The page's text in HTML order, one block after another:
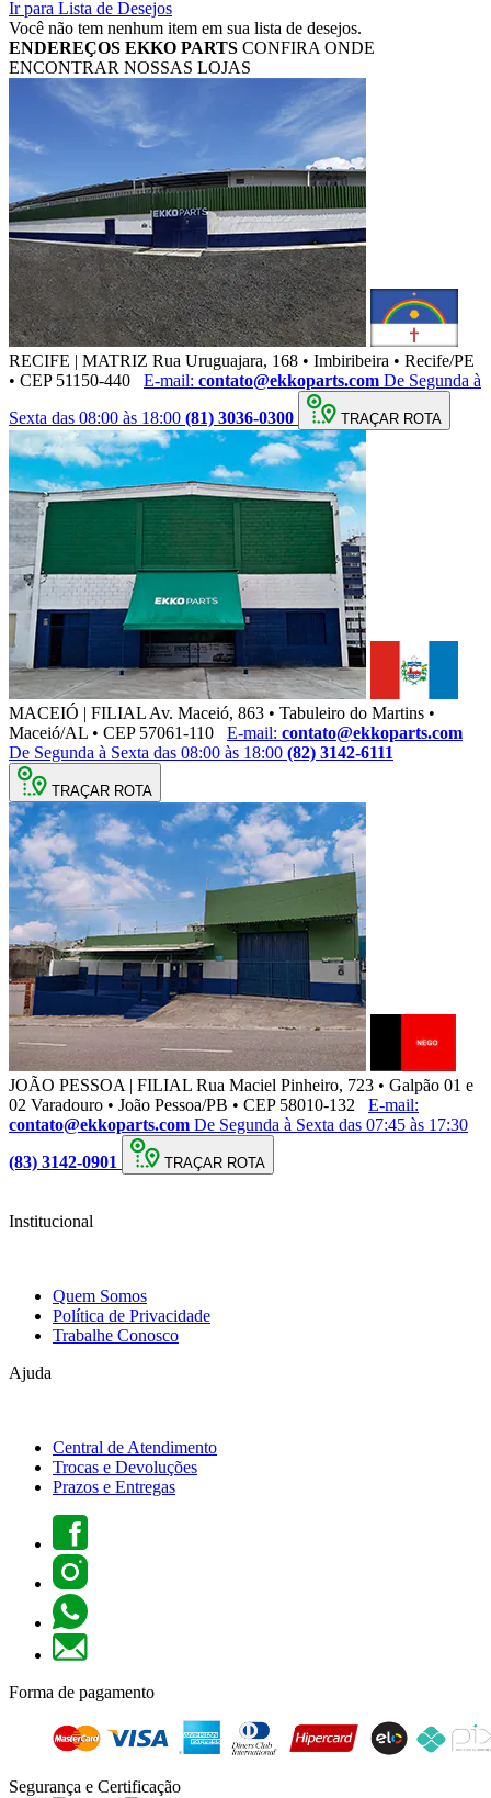
Ir para Lista de Desejos
Você não tem nenhum item em sua lista de desejos.
ENDEREÇOS EKKO PARTS CONFIRA ONDE
ENCONTRAR NOSSAS LOJAS
RECIFE | MATRIZ Rua Uruguajara, 168 • Imbiribeira • Recife/PE
• CEP 51150-440
E-mail: contato@ekkoparts.com De Segunda à
Sexta das 08:00 às 18:00 (81) 3036-0300 TRAÇAR ROTA
MACEIÓ | FILIAL Av. Maceió, 863 • Tabuleiro do Martins •
Maceió/AL • CEP 57061-110
E-mail: contato@ekkoparts.com
De Segunda à Sexta das 08:00 às 18:00 (82) 3142-6111
TRAÇAR ROTA
JOÃO PESSOA | FILIAL Rua Maciel Pinheiro, 723 • Galpão 01 e
02 Varadouro • João Pessoa/PB • CEP 58010-132
E-mail:
contato@ekkoparts.com De Segunda à Sexta das 07:45 às 17:30
(83) 3142-0901
TRAÇAR ROTA
Institucional
Quem Somos
Política de Privacidade
Trabalhe Conosco
Ajuda
Central de Atendimento
Trocas e Devoluções
Prazos e Entregas
Forma de pagamento
Segurança e Certificação